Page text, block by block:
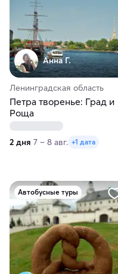
Анна Г.
Ленинградская область
Петра творенье: Град и
Роща
2 дня 7 – 8 авг. +1 дата
Автобусные туры